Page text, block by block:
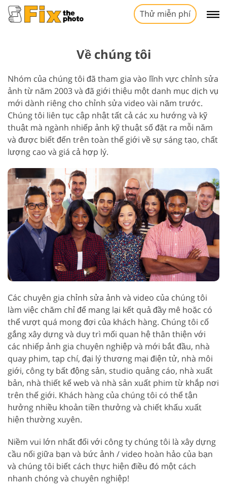
Thử miễn phí
Về chúng tôi
Nhóm của chúng tôi đã tham gia vào lĩnh vực chỉnh sửa
ảnh từ năm 2003 và đã giới thiệu một danh mục dịch vụ
mới dành riêng cho chỉnh sửa video vài năm trước.
Chúng tôi liên tục cập nhật tất cả các xu hướng và kỹ
thuật mà ngành nhiếp ảnh kỹ thuật số đặt ra mỗi năm
và được biết đến trên toàn thế giới về sự sáng tạo, chất
lượng cao và giá cả hợp lý.
Các chuyên gia chỉnh sửa ảnh và video của chúng tôi
làm việc chăm chỉ để mang lại kết quả đầy mê hoặc có
thể vượt quá mong đợi của khách hàng. Chúng tôi cố
gắng xây dựng và duy trì mối quan hệ thân thiện với
các nhiếp ảnh gia chuyên nghiệp và mới bắt đầu, nhà
quay phim, tạp chí, đại lý thương mại điện tử, nhà môi
giới, công ty bất động sản, studio quảng cáo, nhà xuất
bản, nhà thiết kế web và nhà sản xuất phim từ khắp nơi
trên thế giới. Khách hàng của chúng tôi có thể tận
hưởng nhiều khoản tiền thưởng và chiết khấu xuất
hiện thường xuyên.
Niềm vui lớn nhất đối với công ty chúng tôi là xây dựng
cầu nối giữa bạn và bức ảnh / video hoàn hảo của bạn
và chúng tôi biết cách thực hiện điều đó một cách
nhanh chóng và chuyên nghiệp!